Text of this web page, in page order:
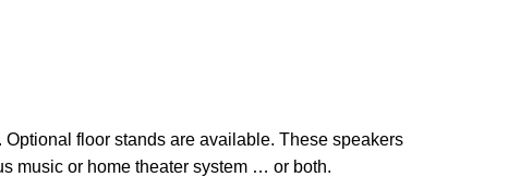
floor stands are available. These speakers
music or home theater system … or both.